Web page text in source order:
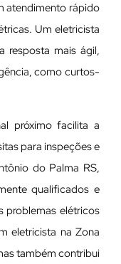
atendimento rápido
Um eletricista
resposta mais ágil,
como curtos-
próximo facilita a
para inspeções e
do Palma RS,
qualificados e
problemas elétricos
eletricista na Zona
também contribui